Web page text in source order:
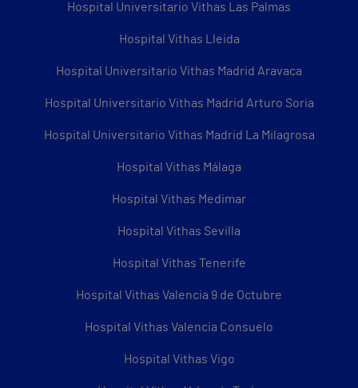
Hospital Universitario Vithas Las Palmas
Hospital Vithas Lleida
Hospital Universitario Vithas Madrid Aravaca
Hospital Universitario Vithas Madrid Arturo Soria
Hospital Universitario Vithas Madrid La Milagrosa
Hospital Vithas Málaga
Hospital Vithas Medimar
Hospital Vithas Sevilla
Hospital Vithas Tenerife
Hospital Vithas Valencia 9 de Octubre
Hospital Vithas Valencia Consuelo
Hospital Vithas Vigo